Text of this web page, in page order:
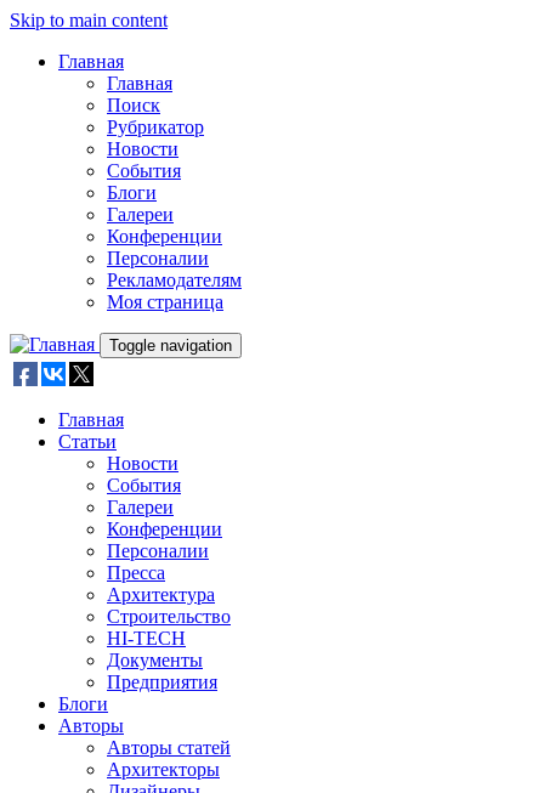
Skip to main content
Главная
Главная
Поиск
Рубрикатор
Новости
События
Блоги
Галереи
Конференции
Персоналии
Рекламодателям
Моя страница
Toggle navigation
Главная
Статьи
Новости
События
Галереи
Конференции
Персоналии
Пресса
Архитектура
Строительство
HI-TECH
Документы
Предприятия
Блоги
Авторы
Авторы статей
Архитекторы